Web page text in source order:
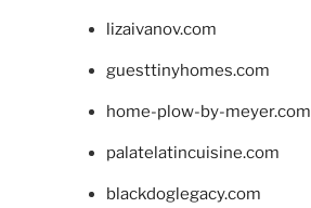
lizaivanov.com
guesttinyhomes.com
home-plow-by-meyer.com
palatelatincuisine.com
blackdoglegacy.com